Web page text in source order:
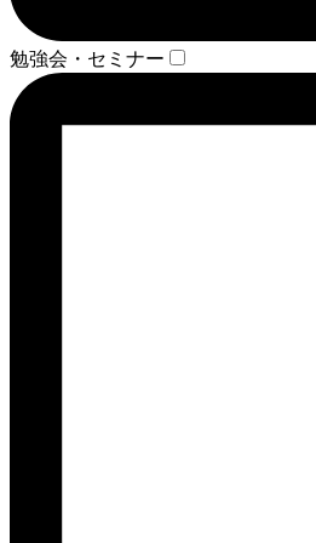
勉強会・セミナー